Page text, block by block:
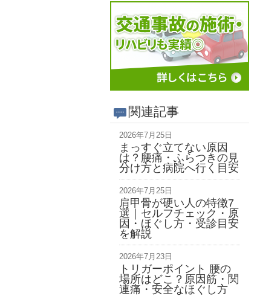
関連記事
2026年7月25日
まっすぐ立てない原因
は？腰痛・ふらつきの見
分け方と病院へ行く目安
2026年7月25日
肩甲骨が硬い人の特徴7
選｜セルフチェック・原
因・ほぐし方・受診目安
を解説
2026年7月23日
トリガーポイント 腰の
場所はどこ？原因筋・関
連痛・安全なほぐし方